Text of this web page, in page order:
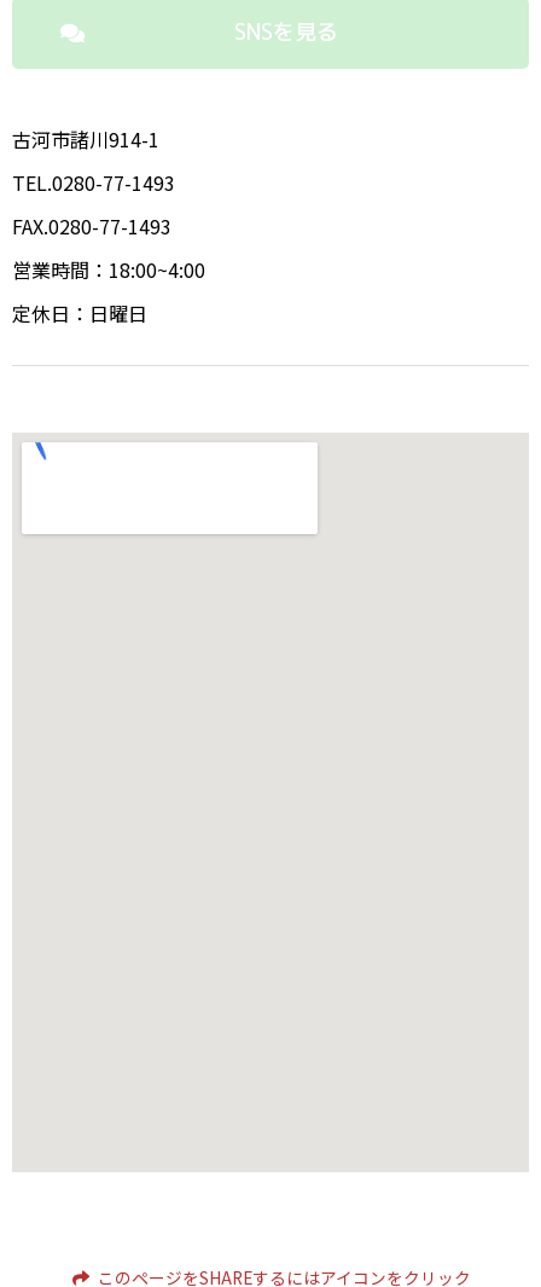
SNSを見る
古河市諸川914-1
TEL.0280-77-1493
FAX.0280-77-1493
営業時間：18:00~4:00
定休日：日曜日
このページをSHAREするにはアイコンをクリック